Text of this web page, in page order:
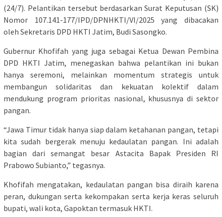
(24/7). Pelantikan tersebut berdasarkan Surat Keputusan (SK)
Nomor 107.141-177/IPD/DPNHKTI/VI/2025 yang dibacakan
oleh Sekretaris DPD HKTI Jatim, Budi Sasongko.
Gubernur Khofifah yang juga sebagai Ketua Dewan Pembina
DPD HKTI Jatim, menegaskan bahwa pelantikan ini bukan
hanya seremoni, melainkan momentum strategis untuk
membangun solidaritas dan kekuatan kolektif dalam
mendukung program prioritas nasional, khususnya di sektor
pangan.
“Jawa Timur tidak hanya siap dalam ketahanan pangan, tetapi
kita sudah bergerak menuju kedaulatan pangan. Ini adalah
bagian dari semangat besar Astacita Bapak Presiden RI
Prabowo Subianto,” tegasnya.
Khofifah mengatakan, kedaulatan pangan bisa diraih karena
peran, dukungan serta kekompakan serta kerja keras seluruh
bupati, wali kota, Gapoktan termasuk HKTI.